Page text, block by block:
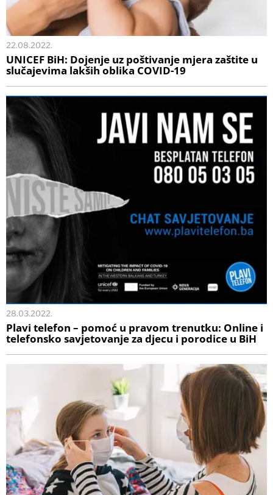
22.08.2022.
UNICEF BiH: Dojenje uz poštivanje mjera zaštite u
slučajevima lakših oblika COVID-19
28.03.2022.
Plavi telefon – pomoć u pravom trenutku: Online i
telefonsko savjetovanje za djecu i porodice u BiH